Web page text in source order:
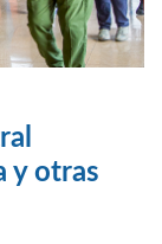
y otras